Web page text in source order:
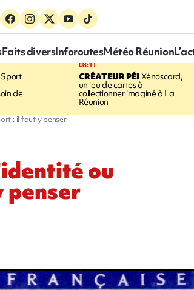
Faits diversInforoutesMétéo Réunion
de
08:11
CRÉATEUR PÉIXénoscard,
un jeu de cartes à
collectionner imaginé à La
Réunion
: il faut y penser
ou
penser